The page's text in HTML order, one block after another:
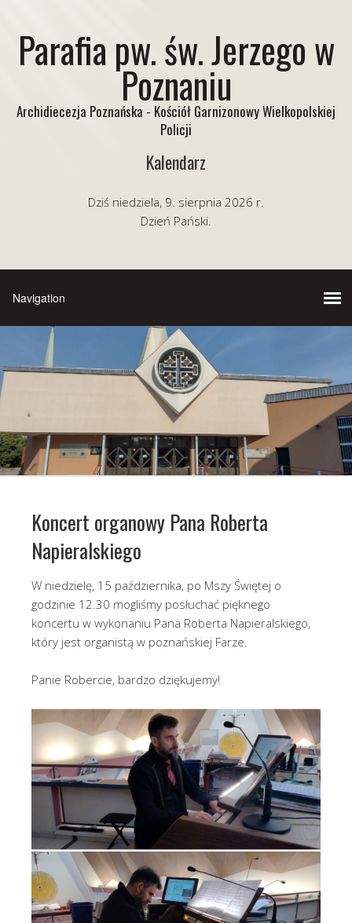
Parafia pw. św. Jerzego w
Poznaniu
Archidiecezja Poznańska - Kościół Garnizonowy Wielkopolskiej
Policji
Kalendarz
Dziś niedziela, 9. sierpnia 2026 r.
Dzień Pański.
Koncert organowy Pana Roberta
Napieralskiego
W niedzielę, 15 października, po Mszy Świętej o
godzinie 12.30 mogliśmy posłuchać pięknego
koncertu w wykonaniu Pana Roberta Napieralskiego,
który jest organistą w poznańskiej Farze.
Panie Robercie, bardzo dziękujemy!